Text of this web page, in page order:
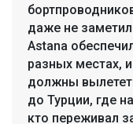
даже не
Astana
разных местах,
должны
до Турции, где
кто переживал